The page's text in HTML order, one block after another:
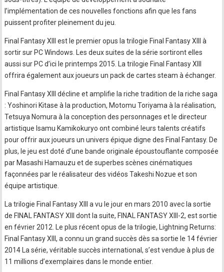
l’implémentation de ces nouvelles fonctions afin que les fans
puissent profiter pleinement du jeu.
Final Fantasy XIII est le premier opus la trilogie Final Fantasy XIII à
sortir sur PC Windows. Les deux suites de la série sortiront elles
aussi sur PC d’ici le printemps 2015. La trilogie Final Fantasy XIII
offrira également aux joueurs un pack de cartes steam à échanger.
Final Fantasy XIII décline et amplifie la riche tradition de la riche saga
: Yoshinori Kitase à la production, Motomu Toriyama à la réalisation,
Tetsuya Nomura à la conception des personnages et le directeur
artistique Isamu Kamikokuryo ont combiné leurs talents créatifs
pour offrir aux joueurs un univers épique digne des Final Fantasy. De
plus, le jeu est doté d’une bande originale époustouflante composée
par Masashi Hamauzu et de superbes scènes cinématiques
façonnées par le réalisateur des vidéos Takeshi Nozue et son
équipe artistique.
La trilogie Final Fantasy XIII a vu le jour en mars 2010 avec la sortie
de FINAL FANTASY XIII dont la suite, FINAL FANTASY XIII-2, est sortie
en février 2012. Le plus récent opus de la trilogie, Lightning Returns:
Final Fantasy XIII, a connu un grand succès dès sa sortie le 14 février
2014 La série, véritable succès international, s’est vendue à plus de
11 millions d’exemplaires dans le monde entier.